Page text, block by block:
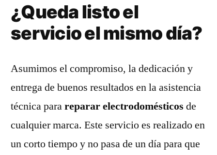
¿Queda listo el
servicio el mismo día?
Asumimos el compromiso, la dedicación y
entrega de buenos resultados en la asistencia
técnica parareparar electrodomésticos de
cualquier marca. Este servicio es realizado en
un corto tiempo y no pasa de un día para que